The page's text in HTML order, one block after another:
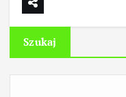
Szukaj